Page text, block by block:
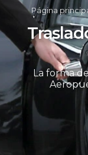
Página
La forma